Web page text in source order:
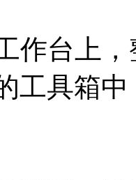
作台上，
工具箱